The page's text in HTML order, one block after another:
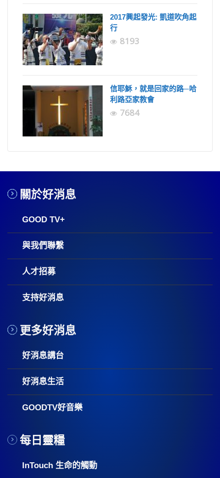
2017興起發光: 凱道吹角起
行
8193
信耶穌，就是回家的路─哈
利路亞家教會
7684
關於好消息
GOOD TV+
與我們聯繫
人才招募
支持好消息
更多好消息
好消息講台
好消息生活
GOODTV好音樂
每日靈糧
InTouch 生命的觸動